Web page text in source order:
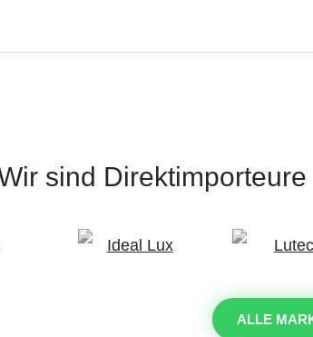
sind Direktimporteure
ALLE